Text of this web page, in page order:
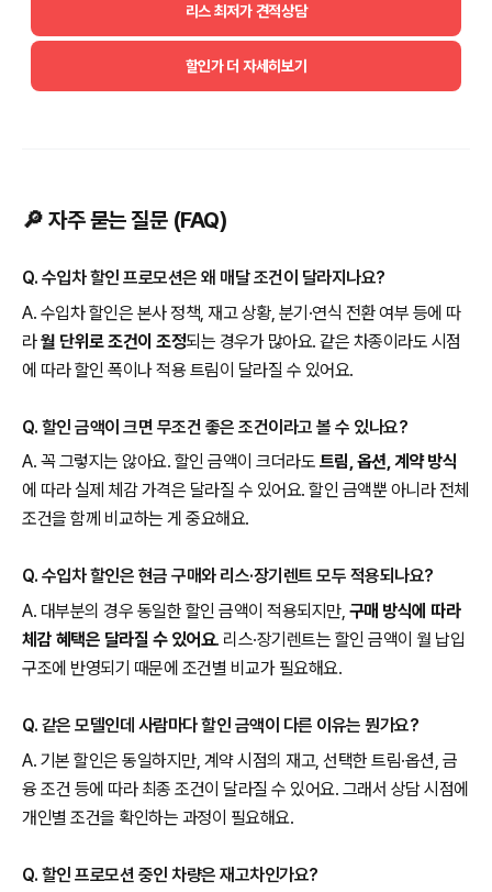
리스 최저가 견적상담
할인가 더 자세히보기
🔎 자주 묻는 질문 (FAQ)
Q. 수입차 할인 프로모션은 왜 매달 조건이 달라지나요?
A. 수입차 할인은 본사 정책, 재고 상황, 분기·연식 전환 여부 등에 따
라월 단위로 조건이 조정되는 경우가 많아요. 같은 차종이라도 시점
에 따라 할인 폭이나 적용 트림이 달라질 수 있어요.
Q. 할인 금액이 크면 무조건 좋은 조건이라고 볼 수 있나요?
A. 꼭 그렇지는 않아요. 할인 금액이 크더라도 트림, 옵션, 계약 방식
에 따라 실제 체감 가격은 달라질 수 있어요. 할인 금액뿐 아니라 전체
조건을 함께 비교하는 게 중요해요.
Q. 수입차 할인은 현금 구매와 리스·장기렌트 모두 적용되나요?
A. 대부분의 경우 동일한 할인 금액이 적용되지만, 구매 방식에 따라
체감 혜택은 달라질 수 있어요. 리스·장기렌트는 할인 금액이 월 납입
구조에 반영되기 때문에 조건별 비교가 필요해요.
Q. 같은 모델인데 사람마다 할인 금액이 다른 이유는 뭔가요?
A. 기본 할인은 동일하지만, 계약 시점의 재고, 선택한 트림·옵션, 금
융 조건 등에 따라 최종 조건이 달라질 수 있어요. 그래서 상담 시점에
개인별 조건을 확인하는 과정이 필요해요.
Q. 할인 프로모션 중인 차량은 재고차인가요?